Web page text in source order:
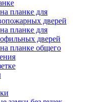
планке для
дверей
планке для
дверей
планке общего